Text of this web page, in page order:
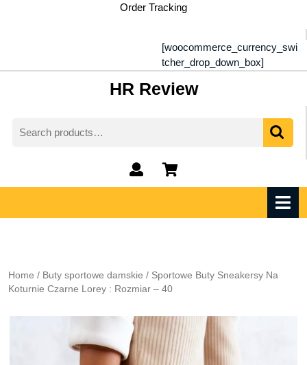
Order Tracking
[woocommerce_currency_swi
tcher_drop_down_box]
HR Review
for:
My
Account
shopping
cart
Home / Buty sportowe damskie / Sportowe Buty Sneakersy Na
Koturnie Czarne Lorey : Rozmiar – 40